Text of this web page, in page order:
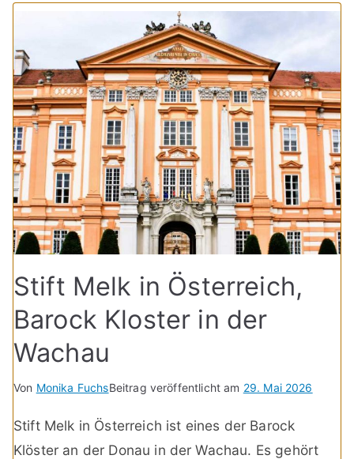
Stift Melk in Österreich,
Barock Kloster in der
Wachau
Von Monika FuchsBeitrag veröffentlicht am 29. Mai 2026
Stift Melk in Österreich ist eines der Barock
Klöster an der Donau in der Wachau. Es gehört